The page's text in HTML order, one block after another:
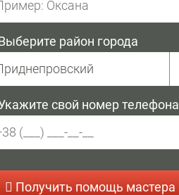
район города
свой номер телефона
Получить помощь мастера